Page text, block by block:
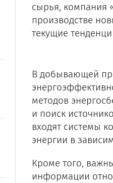
сырья, компания
производстве
текущие
В добывающей
методов
и поиск
входят системы
энергии в
Кроме того,
информации